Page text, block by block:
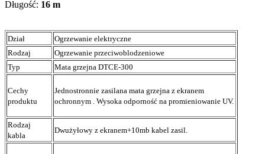
Długość: 16 m
Dział
Ogrzewanie elektryczne
Rodzaj
Ogrzewanie przeciwoblodzeniowe
Typ
Mata grzejna DTCE-300
Cechy
produktu
Jednostronnie zasilana mata grzejna z ekranem
ochronnym . Wysoka odporność na promieniowanie UV.
Rodzaj
kabla
Dwużyłowy z ekranem+10mb kabel zasil.